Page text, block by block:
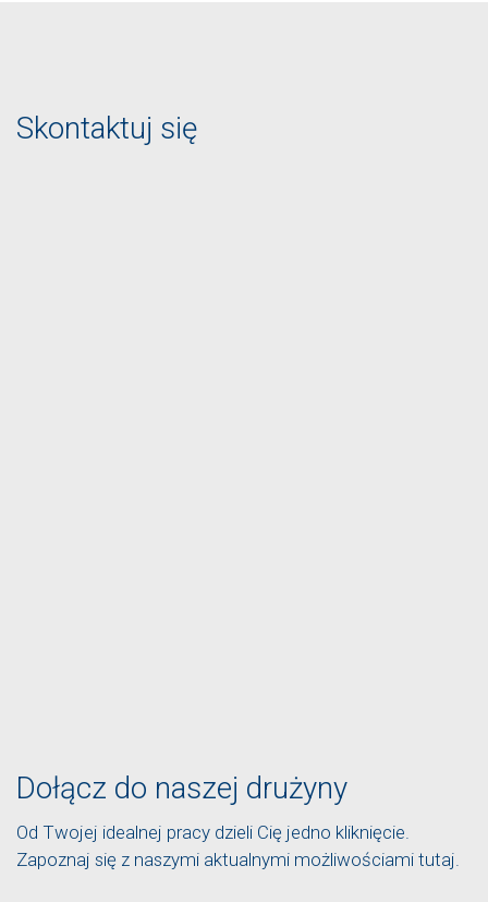
Skontaktuj się
Dołącz do naszej drużyny
Od Twojej idealnej pracy dzieli Cię jedno kliknięcie.
Zapoznaj się z naszymi aktualnymi możliwościami tutaj.